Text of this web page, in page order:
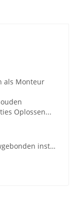
als Monteur
Oplossen...
Elektronica, Elektrotechniek, Gebouwgebonden installaties, Rijbewijs